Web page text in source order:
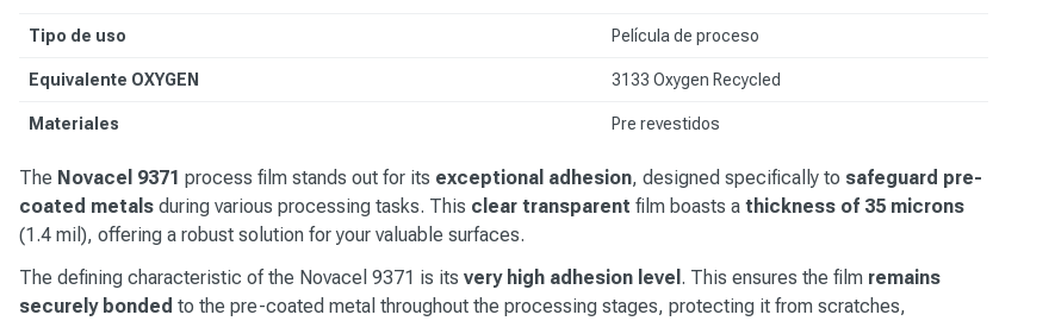
Tipo de uso Película de proceso
Equivalente OXYGEN 3133 Oxygen Recycled
Materiales Pre revestidos
The Novacel 9371 process film stands out for its exceptional adhesion, designed specifically to safeguard pre-
coated metalsduring various processing tasks. This clear transparent film boasts a thickness of 35 microns
(1.4 mil), offering a robust solution for your valuable surfaces.
The defining characteristic of the Novacel 9371 is its very high adhesion level . This ensures the film remains
securely bonded to the pre-coated metal throughout the processing stages, protecting it from scratches,